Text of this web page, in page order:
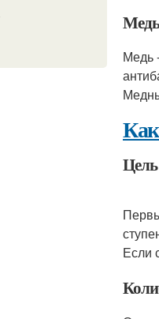
Медь
Медь
Если